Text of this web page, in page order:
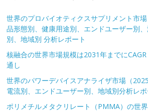
世界のプロバイオティクスサプリメント市
品形態別、健康用途別、エンドユーザー別
別、地域別 分析レポート
核融合の世界市場規模は2031年までに
通し
世界のパワーデバイスアナライザ市場（
電流別、エンドユーザー別、地域別分析レポ
ポリメチルメタクリレート（PMMA）の世